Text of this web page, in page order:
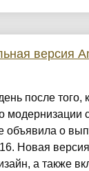
версия
после того,
модернизации
объявила о
Новая
а также